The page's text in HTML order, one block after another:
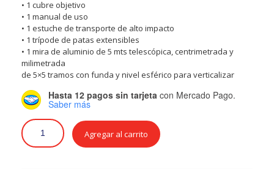
• 1 cubre objetivo
• 1 manual de uso
• 1 estuche de transporte de alto impacto
• 1 trípode de patas extensibles
• 1 mira de aluminio de 5 mts telescópica, centrimetrada y
milimetrada
de 5×5 tramos con funda y nivel esférico para verticalizar
Hasta 12 pagos sin tarjeta con Mercado Pago.
Saber más
Agregar al carrito